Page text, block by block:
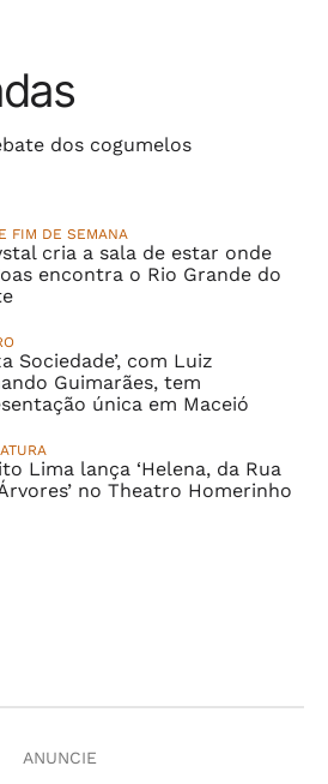
dos cogumelos
FIM DE SEMANA
cria a sala de estar onde
encontra o Rio Grande do
Sociedade’, com Luiz
Guimarães, tem
única em Maceió
Lima lança ‘Helena, da Rua
no Theatro Homerinho
ANUNCIE